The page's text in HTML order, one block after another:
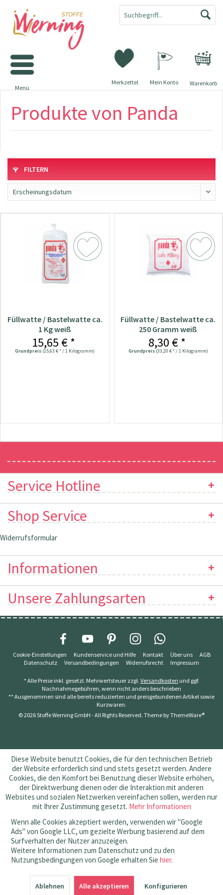
Warenkorb
Merkzettel Mein Konto
Menü
Produkte von Panda
FILTERN
Füllwatte / Bastelwatte ca.
1 Kg weiß
15,65 € *
Grundpreis (15,63 € * / 1 Kilogramm)
Füllwatte / Bastelwatte ca.
250 Gramm weiß
8,30 € *
Grundpreis (33,20 € * / 1 Kilogramm)
Service Hotline
Shop Service
Widerrufsformular
Informationen
Unsere Zahlungsarten
Cookie-Einstellungen Kundenservice und Hilfe Kontakt Über uns
AGB
Datenschutz
Versandbedingungen Widerrufsrecht Impressum
* Alle Preise inkl. gesetzl. Mehrwertsteuer zzgl. Versandkosten und ggf.
Nachnahmegebühren, wenn nicht anders beschrieben
** Ausgenommen sind alle bereits reduzierten und preisgebundenen Artikel sowie
Kurzwaren.
© 2026 Stoffe Werning GmbH - All Rights Reserved. Theme byThemeWare®
Diese Website benutzt Cookies, die für den technischen Betrieb
der Website erforderlich sind und stets gesetzt werden. Andere
Cookies, die den Komfort bei Benutzung dieser Website erhöhen,
der Direktwerbung dienen oder die Interaktion mit anderen
Websites und sozialen Netzwerken vereinfachen sollen, werden nur
mit Ihrer Zustimmung gesetzt. Mehr Informationen
Wenn alle Cookies akzeptiert werden, verwenden wir "Google
Ads" von Google LLC, um gezielte Werbung basierend auf dem
Surfverhalten der Nutzer anzuzeigen.
Weitere Informationen zum Datenschutz und zu den
Nutzungsbedingungen von Google erhalten Sie hier.
Ablehnen Alle akzeptieren Konfigurieren
SEHR GUT (4.83 / 5)
aus145Bewertungen bei: amazon.de, shopvote.de ⓘ
Informationen zur Echtheit der Bewertungen